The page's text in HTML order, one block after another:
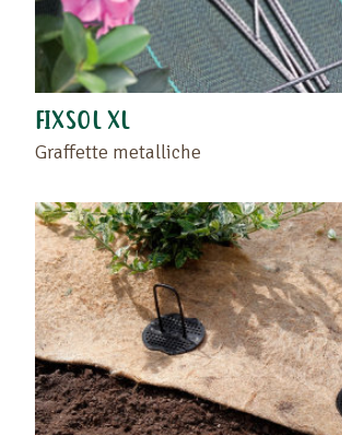
FIXSOL XL
Graffette metalliche